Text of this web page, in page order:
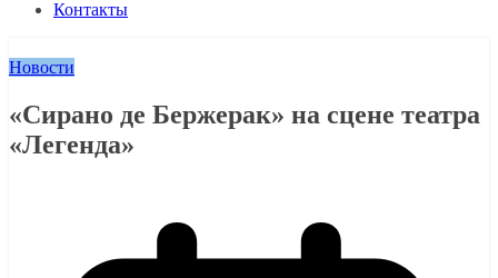
Контакты
Новости
«Сирано де Бержерак» на сцене театра
«Легенда»